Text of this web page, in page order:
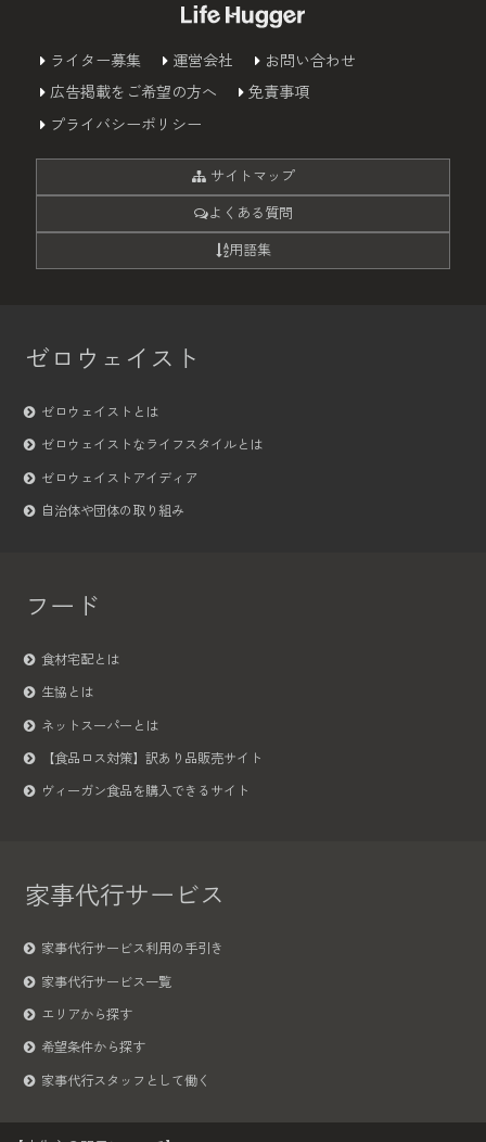
ライター募集 運営会社
お問い合わせ
広告掲載をご希望の方へ
免責事項
プライバシーポリシー
サイトマップ
よくある質問
用語集
ゼロウェイスト
ゼロウェイストとは
ゼロウェイストなライフスタイルとは
ゼロウェイストアイディア
自治体や団体の取り組み
フード
食材宅配とは
生協とは
ネットスーパーとは
【食品ロス対策】訳あり品販売サイト
ヴィーガン食品を購入できるサイト
家事代行サービス
家事代行サービス利用の手引き
家事代行サービス一覧
エリアから探す
希望条件から探す
家事代行スタッフとして働く